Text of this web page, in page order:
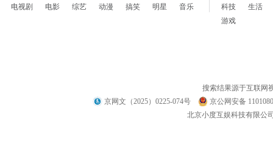
电视剧 电影 综艺 动漫 搞笑 明星 音乐 科技
生活
游戏
搜索结果源于互联网
京网文（2025）0225-074号
京公网安备
北京小度互娱科技有限公